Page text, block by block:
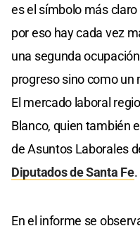
es el símbolo más
por eso hay cada vez
una segunda
progreso sino como
El mercado laboral
Blanco, quien también
de Asuntos Laborales
Diputados de Santa Fe.
En el informe se